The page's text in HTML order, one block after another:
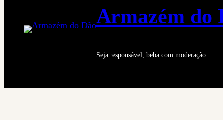
Armazém do
Seja responsável, beba com moderação.